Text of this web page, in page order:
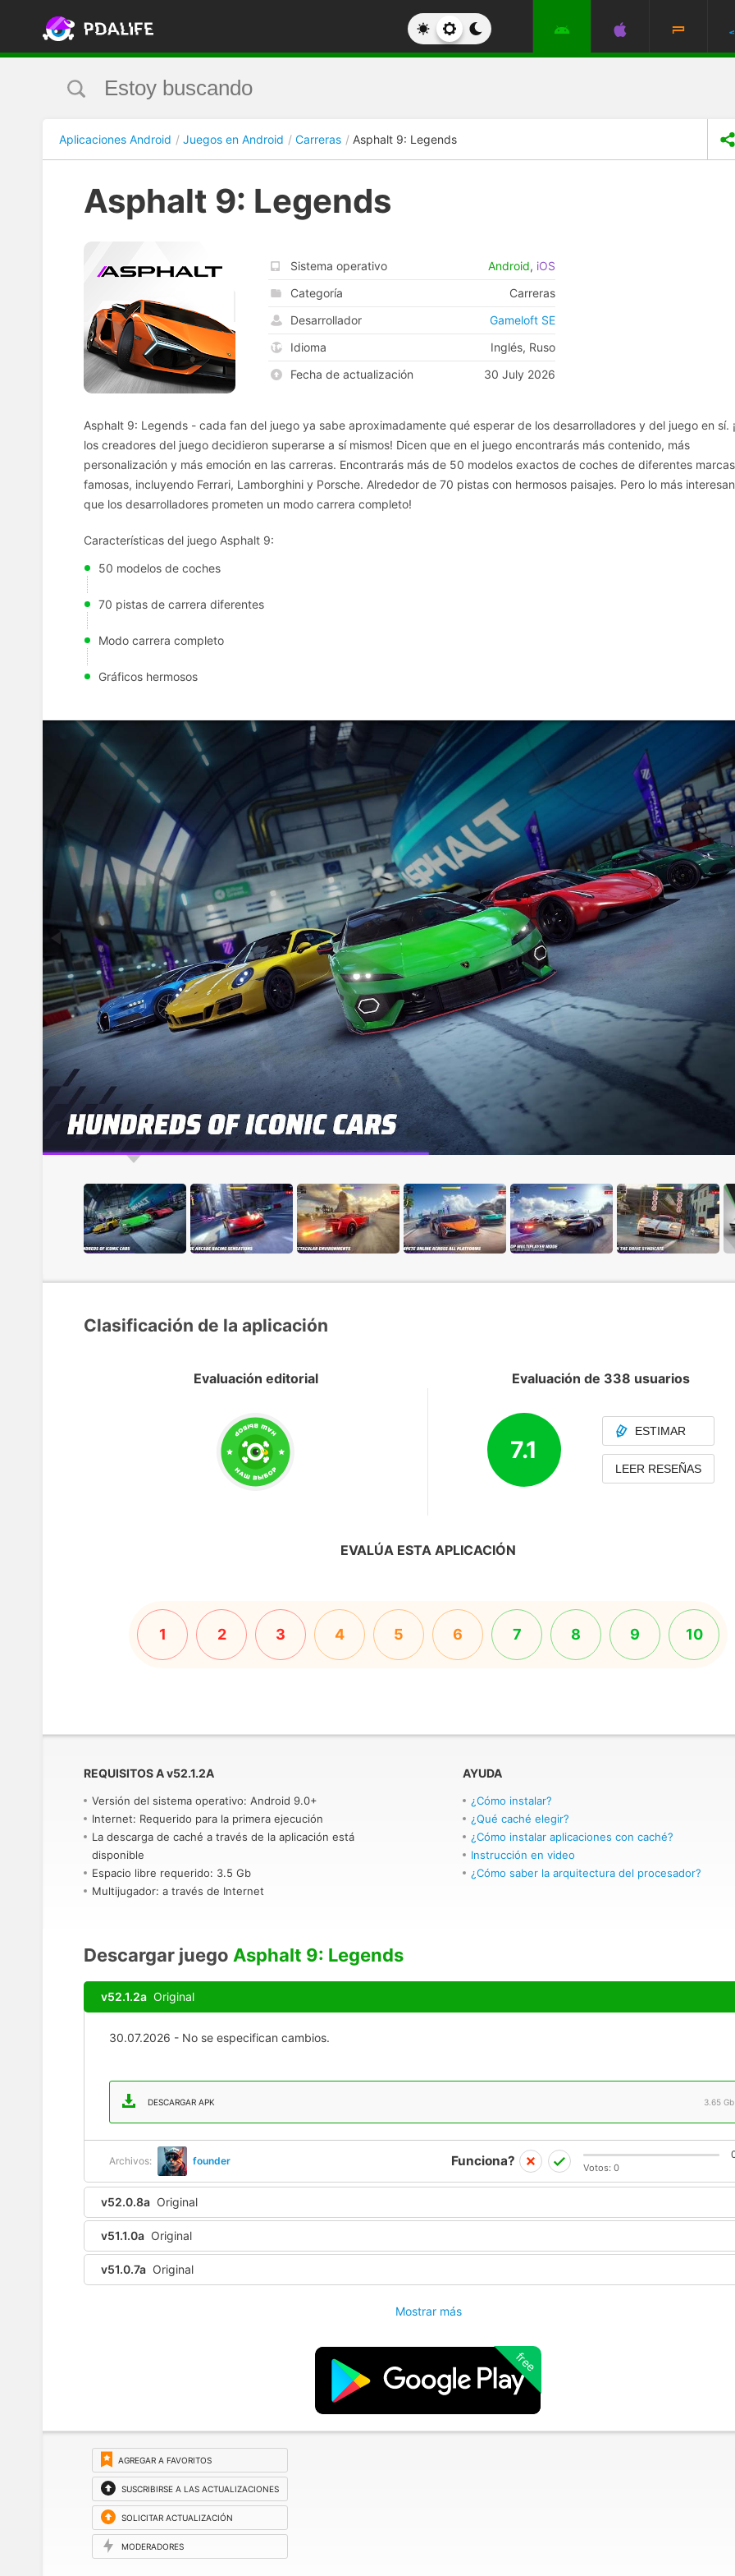
Aplicaciones Android Juegos en Android Carreras Asphalt 9: Legends
Asphalt 9: Legends
Sistema operativo Android, iOS
Categoría
Carreras
Desarrollador
Gameloft SE
Idioma
Inglés, Ruso
Fecha de actualización
30 July 2026
Asphalt 9: Legends - cada fan del juego ya sabe aproximadamente qué esperar de los desarrolladores y del juego en sí.
los creadores del juego decidieron superarse a sí mismos! Dicen que en el juego encontrarás más contenido, más
personalización y más emoción en las carreras. Encontrarás más de 50 modelos exactos de coches de diferentes marcas
famosas, incluyendo Ferrari, Lamborghini y Porsche. Alrededor de 70 pistas con hermosos paisajes. Pero lo más
que los desarrolladores prometen un modo carrera completo!
Características del juego Asphalt 9:
50 modelos de coches
70 pistas de carrera diferentes
Modo carrera completo
Gráficos hermosos
Clasificación de la aplicación
Evaluación editorial Evaluación de 338 usuarios
7.1
ESTIMAR
LEER RESEÑAS
EVALÚA ESTA APLICACIÓN
1 2 3 4 5 6 7 8 9 10
REQUISITOS Av52.1.2A
Versión del sistema operativo: Android 9.0+
Internet: Requerido para la primera ejecución
La descarga de caché a través de la aplicación está
disponible
Espacio libre requerido: 3.5 Gb
Multijugador: a través de Internet
AYUDA
¿Cómo instalar?
¿Qué caché elegir?
¿Cómo instalar aplicaciones con caché?
Instrucción en video
¿Cómo saber la arquitectura del procesador?
Descargar juego Asphalt 9: Legends
v52.1.2a Original
30.07.2026 - No se especifican cambios.
DESCARGAR APK 3.65 Gb
Archivos: founder Funciona? Votos: 0
v52.0.8a Original
v51.1.0a Original
v51.0.7a Original
Mostrar más
free
AGREGAR A FAVORITOS
SUSCRIBIRSE A LAS ACTUALIZACIONES
SOLICITAR ACTUALIZACIÓN
MODERADORES